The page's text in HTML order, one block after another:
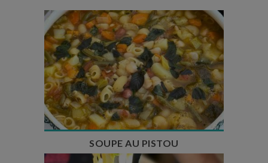
Temps de préparation : 35 min
Temps de cuisson : 1h15
Nombre de couverts : 8
SOUPE AU PISTOU